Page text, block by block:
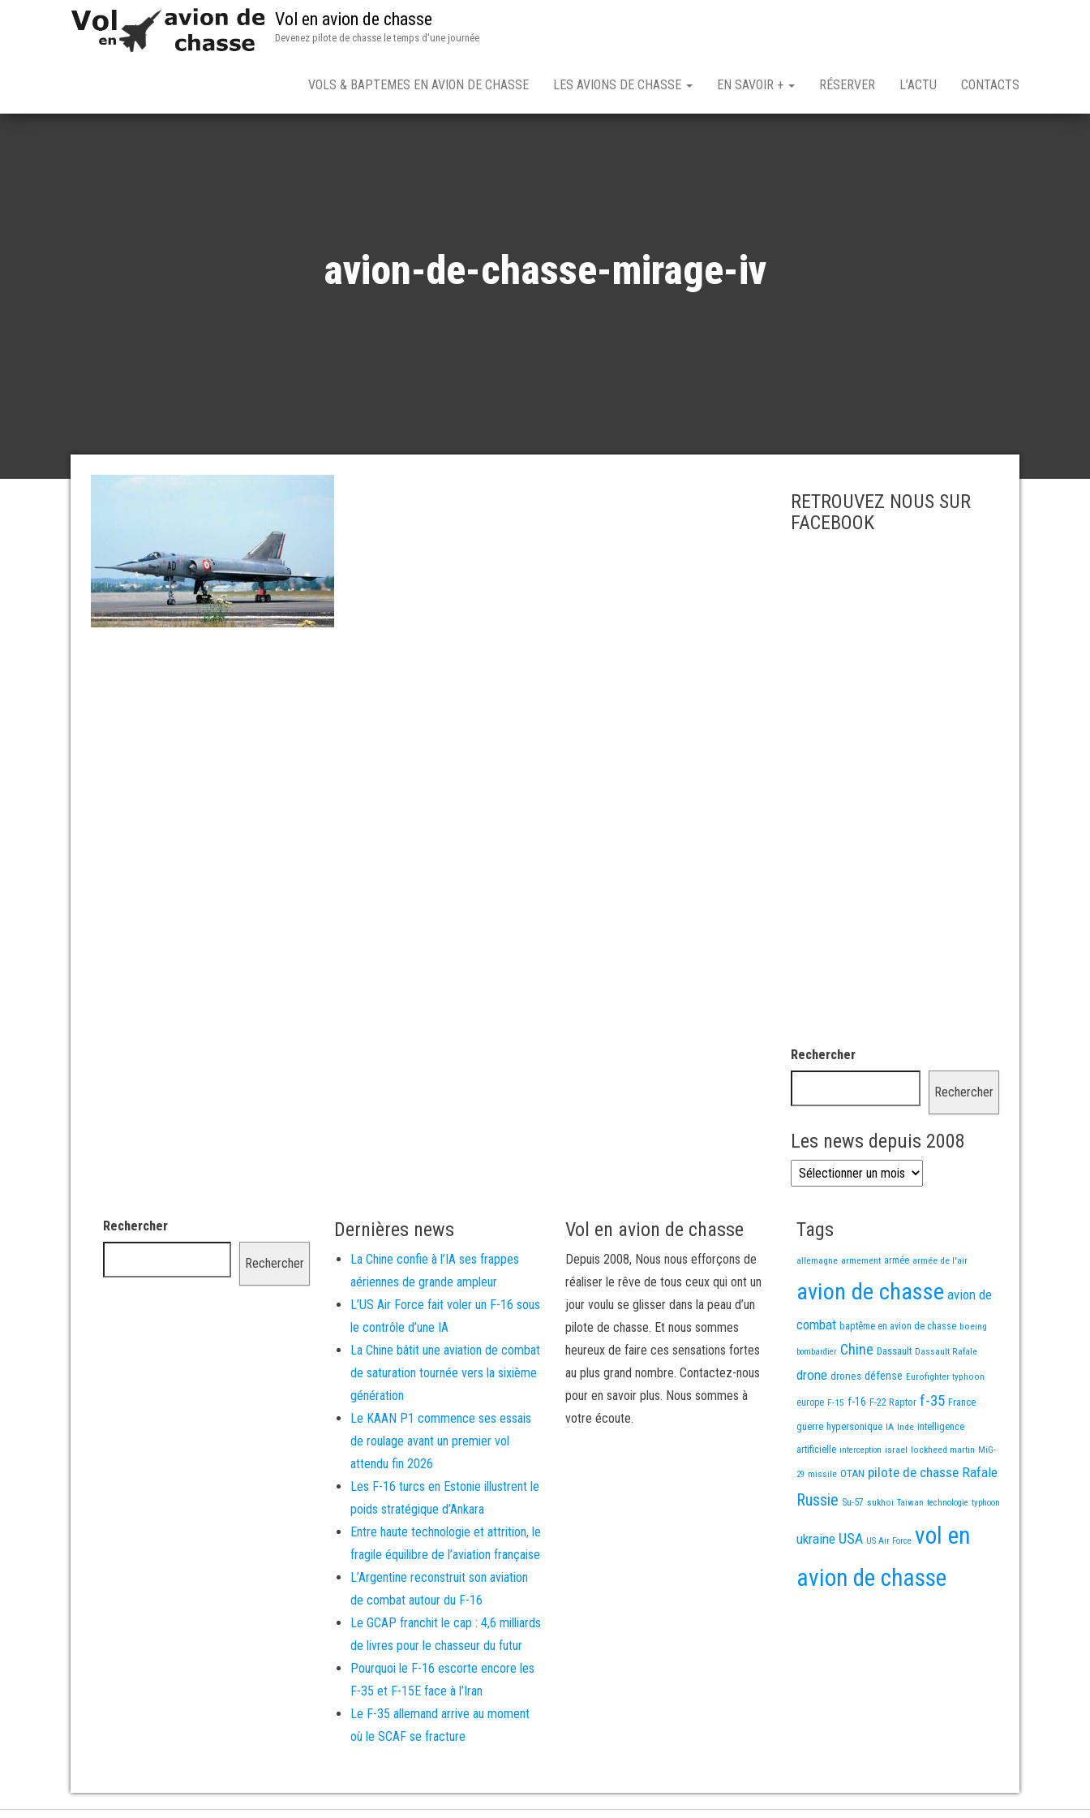
Vol en avion de chasse
Devenez pilote de chasse le temps d'une journée
VOLS & BAPTEMES EN AVION DE CHASSE LES AVIONS DE CHASSE EN SAVOIR + RÉSERVER L’ACTU CONTACTS
avion-de-chasse-mirage-iv
RETROUVEZ NOUS SUR
FACEBOOK
Rechercher
Rechercher
Les news depuis 2008
Les news depuis 2008
Rechercher
Rechercher
Dernières news
La Chine confie à l’IA ses frappes
aériennes de grande ampleur
L’US Air Force fait voler un F-16 sous
le contrôle d’une IA
La Chine bâtit une aviation de combat
de saturation tournée vers la sixième
génération
Le KAAN P1 commence ses essais
de roulage avant un premier vol
attendu fin 2026
Les F-16 turcs en Estonie illustrent le
poids stratégique d’Ankara
Entre haute technologie et attrition, le
fragile équilibre de l’aviation française
L’Argentine reconstruit son aviation
de combat autour du F-16
Le GCAP franchit le cap : 4,6 milliards
de livres pour le chasseur du futur
Pourquoi le F-16 escorte encore les
F-35 et F-15E face à l’Iran
Le F-35 allemand arrive au moment
où le SCAF se fracture
Vol en avion de chasse
Depuis 2008, Nous nous efforçons de
réaliser le rêve de tous ceux qui ont un
jour voulu se glisser dans la peau d’un
pilote de chasse. Et nous sommes
heureux de faire ces sensations fortes
au plus grand nombre. Contactez-nous
pour en savoir plus. Nous sommes à
votre écoute.
Tags
allemagne armement armée armée de l'air
avion de chasse avion de
combat baptême en avion de chasse boeing
bombardier Chine Dassault Dassault Rafale
drone drones défense Eurofighter typhoon
europe F-15 f-16 F-22 Raptor f-35 France
guerre hypersonique IA Inde intelligence
artificielle interception israel lockheed martin MiG-
29 missile OTAN pilote de chasse Rafale
Russie Su-57 sukhoi Taiwan technologie typhoon
ukraine USA US Air Force vol en
avion de chasse